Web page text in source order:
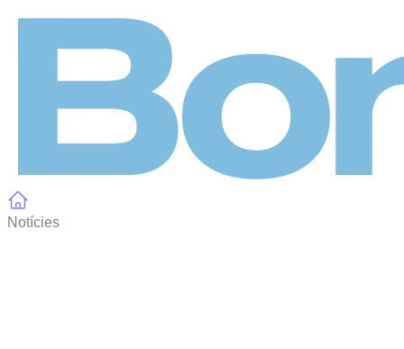
Notícies